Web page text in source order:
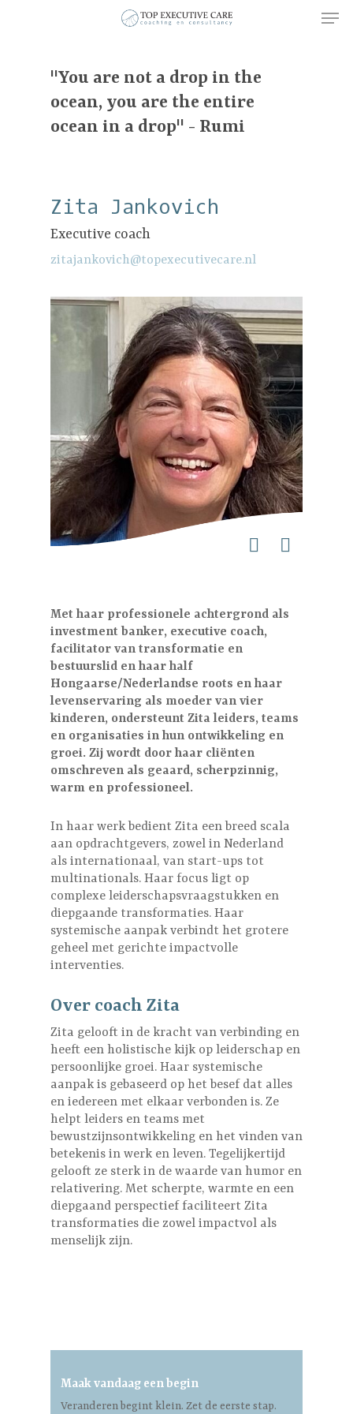
Hit enter to search or ESC to close
"You are not a drop in the
ocean, you are the entire
ocean in a drop" - Rumi
Zita Jankovich
Executive coach
zitajankovich@topexecutivecare.nl
Met haar professionele achtergrond als
investment banker, executive coach,
facilitator van transformatie en
bestuurslid en haar half
Hongaarse/Nederlandse roots en haar
levenservaring als moeder van vier
kinderen, ondersteunt Zita leiders, teams
en organisaties in hun ontwikkeling en
groei. Zij wordt door haar cliënten
omschreven als geaard, scherpzinnig,
warm en professioneel.
In haar werk bedient Zita een breed scala
aan opdrachtgevers, zowel in Nederland
als internationaal, van start-ups tot
multinationals. Haar focus ligt op
complexe leiderschapsvraagstukken en
diepgaande transformaties. Haar
systemische aanpak verbindt het grotere
geheel met gerichte impactvolle
interventies.
Over coach Zita
Zita gelooft in de kracht van verbinding en
heeft een holistische kijk op leiderschap en
persoonlijke groei. Haar systemische
aanpak is gebaseerd op het besef dat alles
en iedereen met elkaar verbonden is. Ze
helpt leiders en teams met
bewustzijnsontwikkeling en het vinden van
betekenis in werk en leven. Tegelijkertijd
gelooft ze sterk in de waarde van humor en
relativering. Met scherpte, warmte en een
diepgaand perspectief faciliteert Zita
transformaties die zowel impactvol als
menselijk zijn.
Maak vandaag een begin
Veranderen begint klein. Zet de eerste stap.